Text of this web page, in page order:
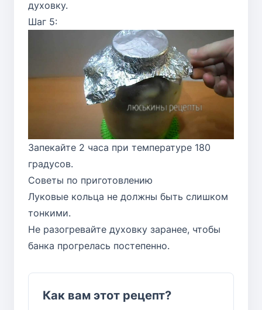
духовку.
Шаг 5:
Запекайте 2 часа при температуре 180
градусов.
Советы по приготовлению
Луковые кольца не должны быть слишком
тонкими.
Не разогревайте духовку заранее, чтобы
банка прогрелась постепенно.
Как вам этот рецепт?